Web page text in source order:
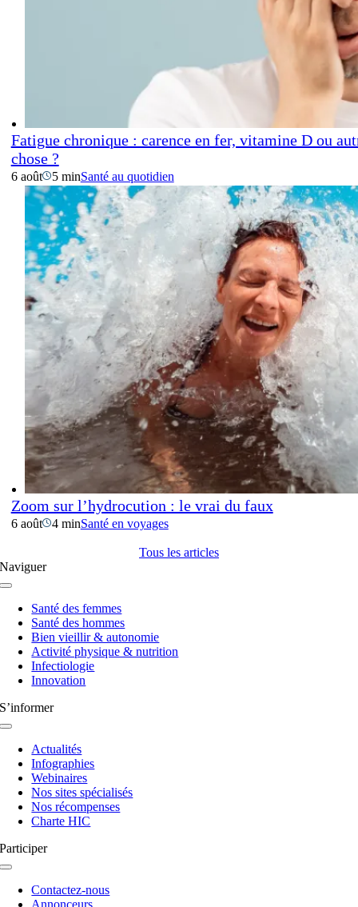
Fatigue chronique : carence en fer, vitamine D ou
chose ?
6 août 5 minSanté au quotidien
Zoom sur l’hydrocution : le vrai du faux
6 août 4 minSanté en voyages
Tous les articles
Naviguer
Navigation
basculeSanté des femmes
Santé des hommes
Bien vieillir & autonomie
Activité physique & nutrition
Infectiologie
Innovation
S’informer
Navigation
basculeActualités
Infographies
Webinaires
Nos sites spécialisés
Nos récompenses
Charte HIC
Participer
Navigation
basculeContactez-nous
Annonceurs